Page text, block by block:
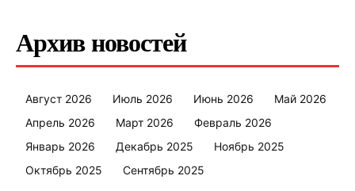
Архив новостей
Август 2026 Июль 2026 Июнь 2026
Май 2026
Апрель 2026
Март 2026
Февраль 2026
Январь 2026
Декабрь 2025
Ноябрь 2025
Октябрь 2025
Сентябрь 2025